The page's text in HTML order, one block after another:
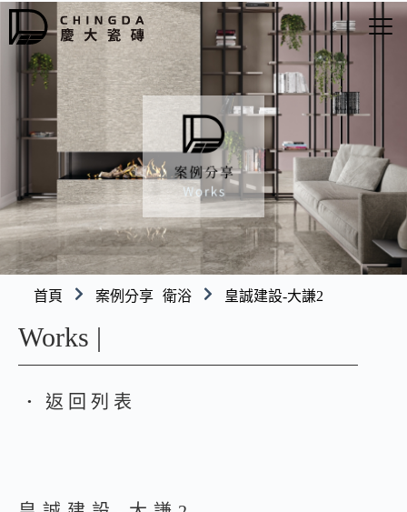
首頁 案例分享 衛浴 皇誠建設-大謙2
Works |
● 返回列表